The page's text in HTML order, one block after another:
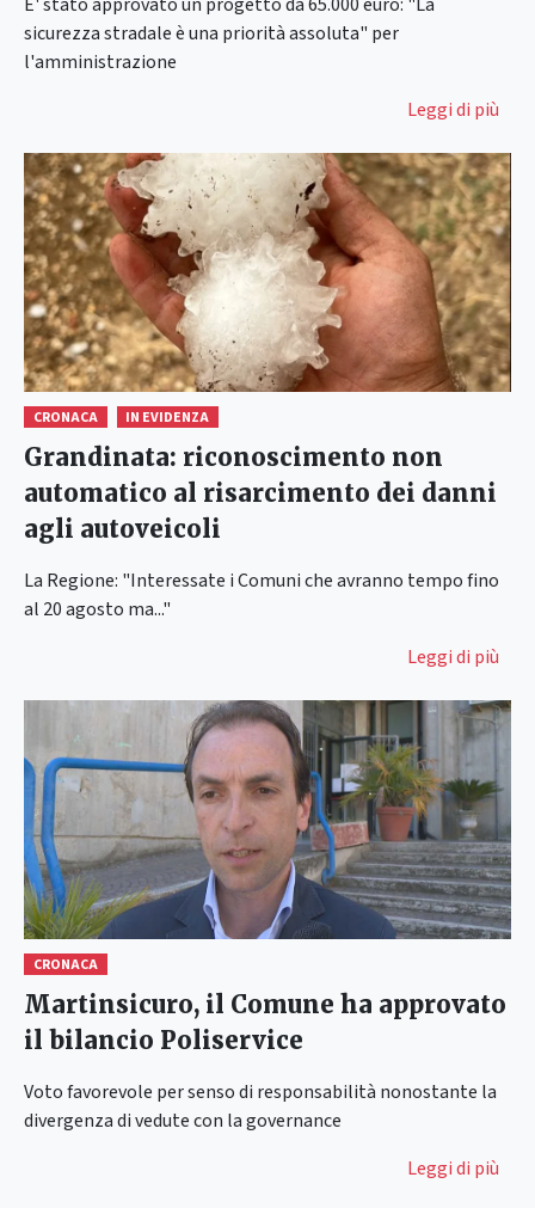
sicurezza stradale è una priorità assoluta" per
l'amministrazione
Leggi di più
CRONACA IN EVIDENZA
Grandinata: riconoscimento non
automatico al risarcimento dei danni
agli autoveicoli
La Regione: "Interessate i Comuni che avranno tempo fino
al 20 agosto ma..."
Leggi di più
CRONACA
Martinsicuro, il Comune ha approvato
il bilancio Poliservice
Voto favorevole per senso di responsabilità nonostante la
divergenza di vedute con la governance
Leggi di più